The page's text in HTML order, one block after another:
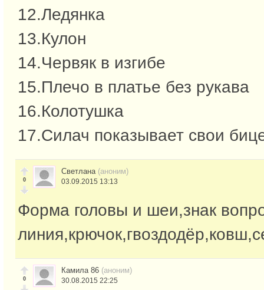
12.Ледянка
13.Кулон
14.Червяк в изгибе
15.Плечо в платье без рукава
16.Колотушка
17.Силач показывает свои
0
Светлана (аноним)
03.09.2015 13:13
Форма головы и шеи,знак
0
Камила 86 (аноним)
30.08.2015 22:25